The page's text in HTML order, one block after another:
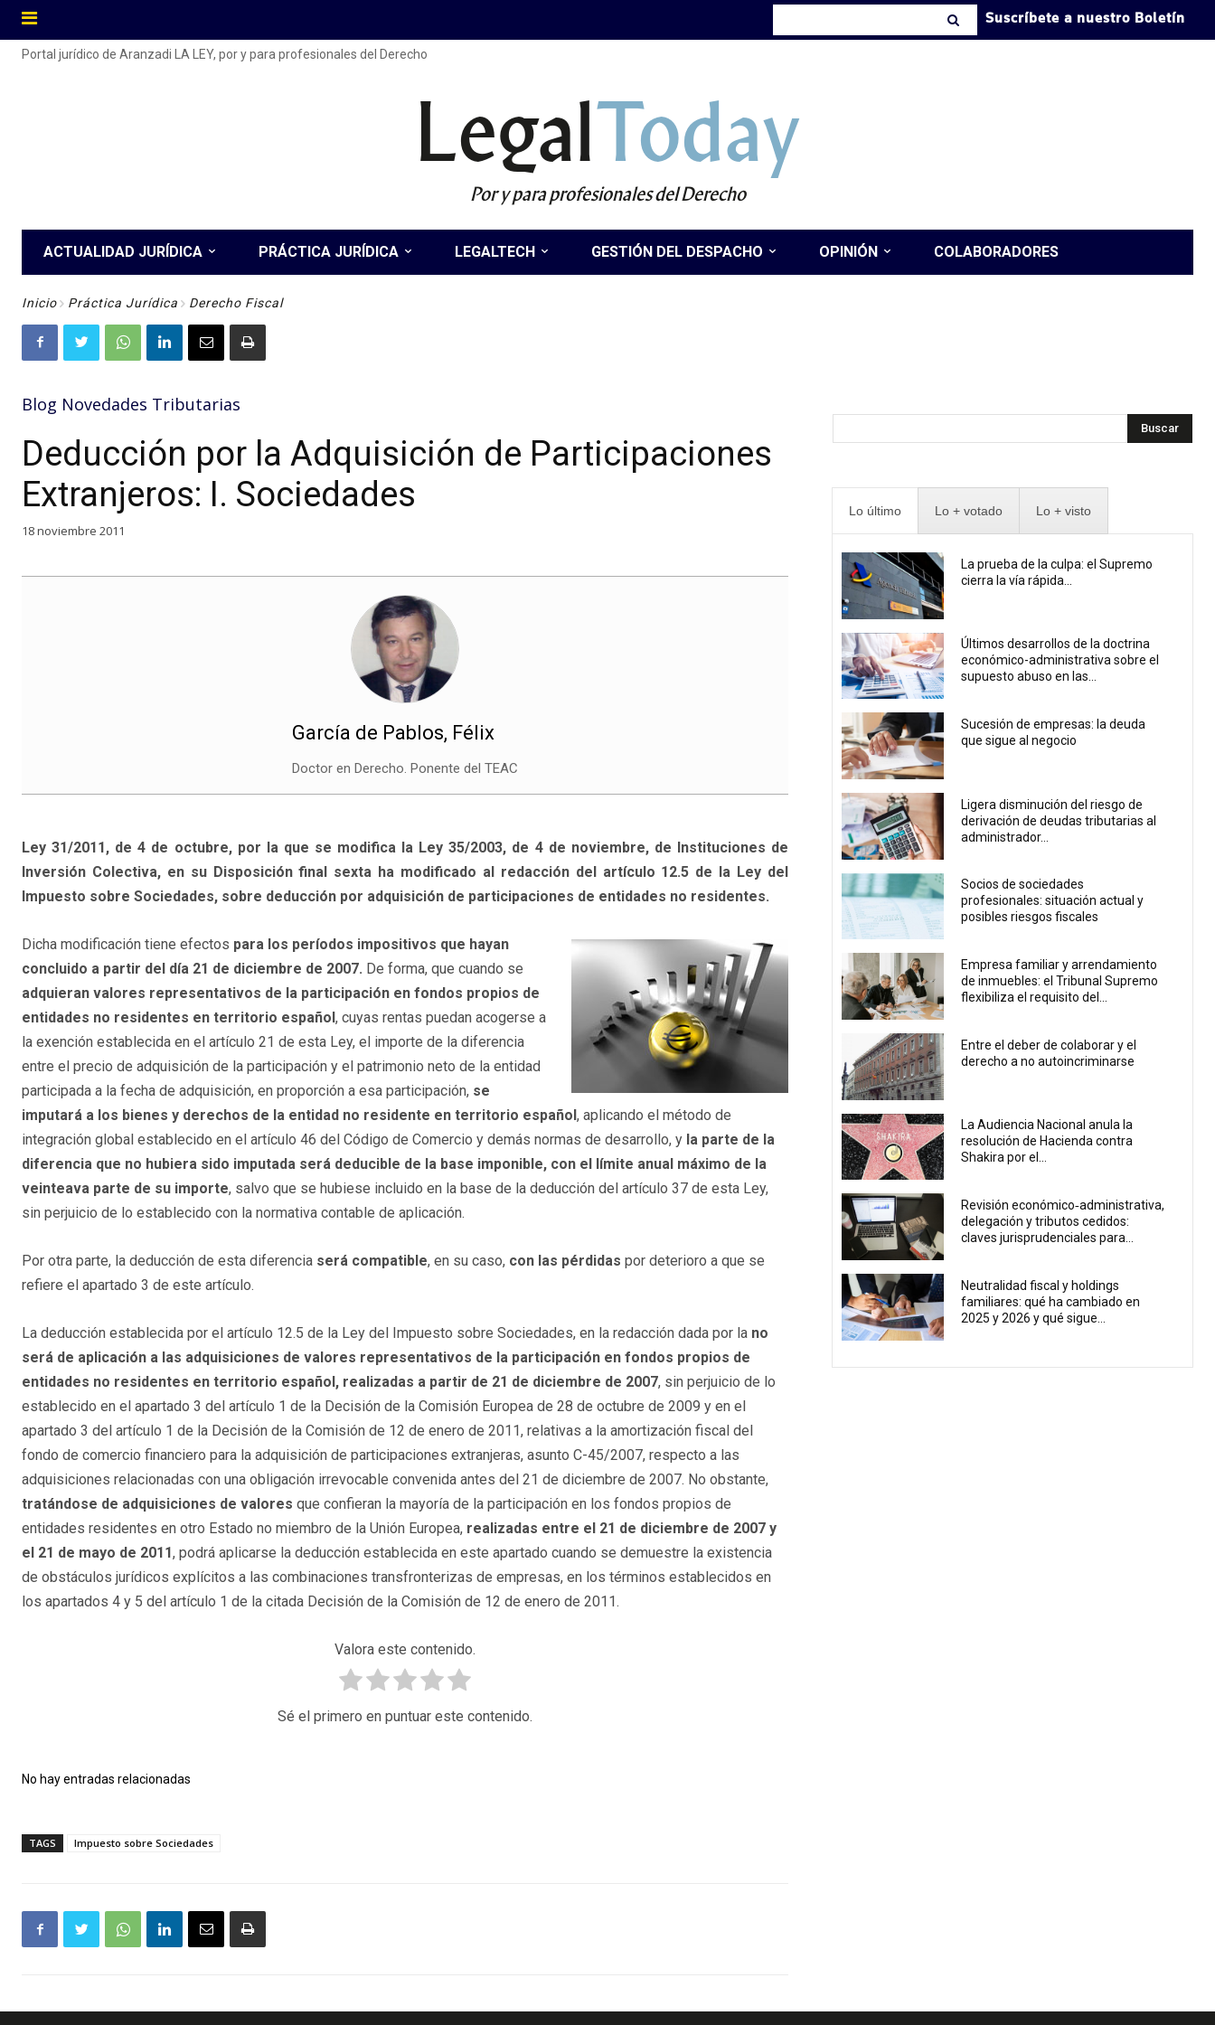
Suscríbete a nuestro Boletín
Portal jurídico de Aranzadi LA LEY, por y para profesionales del Derecho
LegalToday
Por y para profesionales del Derecho
ACTUALIDAD JURÍDICA PRÁCTICA JURÍDICA LEGALTECH GESTIÓN DEL DESPACHO OPINIÓN COLABORADORES
Inicio Práctica Jurídica Derecho Fiscal
Blog Novedades Tributarias
Deducción por la Adquisición de Participaciones
Extranjeros: I. Sociedades
18 noviembre 2011
García de Pablos, Félix
Doctor en Derecho. Ponente del TEAC
Ley 31/2011, de 4 de octubre, por la que se modifica la Ley 35/2003, de 4 de noviembre, de Instituciones de
Inversión Colectiva, en su Disposición final sexta ha modificado al redacción del artículo 12.5 de la Ley del
Impuesto sobre Sociedades, sobre deducción por adquisición de participaciones de entidades no residentes.
Dicha modificación tiene efectos para los períodos impositivos que hayan
concluido a partir del día 21 de diciembre de 2007. De forma, que cuando se
adquieran valores representativos de la participación en fondos propios de
entidades no residentes en territorio español , cuyas rentas puedan acogerse a
la exención establecida en el artículo 21 de esta Ley, el importe de la diferencia
entre el precio de adquisición de la participación y el patrimonio neto de la entidad
participada a la fecha de adquisición, en proporción a esa participación, se
imputará a los bienes y derechos de la entidad no residente en territorio español , aplicando el método de
integración global establecido en el artículo 46 del Código de Comercio y demás normas de desarrollo, y la parte de la
diferencia que no hubiera sido imputada será deducible de la base imponible, con el límite anual máximo de la
veinteava parte de su importe, salvo que se hubiese incluido en la base de la deducción del artículo 37 de esta Ley,
sin perjuicio de lo establecido con la normativa contable de aplicación.
Por otra parte, la deducción de esta diferencia será compatible, en su caso, con las pérdidas por deterioro a que se
refiere el apartado 3 de este artículo.
La deducción establecida por el artículo 12.5 de la Ley del Impuesto sobre Sociedades, en la redacción dada por la no
será de aplicación a las adquisiciones de valores representativos de la participación en fondos propios de
entidades no residentes en territorio español, realizadas a partir de 21 de diciembre de 2007, sin perjuicio de lo
establecido en el apartado 3 del artículo 1 de la Decisión de la Comisión Europea de 28 de octubre de 2009 y en el
apartado 3 del artículo 1 de la Decisión de la Comisión de 12 de enero de 2011, relativas a la amortización fiscal del
fondo de comercio financiero para la adquisición de participaciones extranjeras, asunto C-45/2007, respecto a las
adquisiciones relacionadas con una obligación irrevocable convenida antes del 21 de diciembre de 2007. No obstante,
tratándose de adquisiciones de valores que confieran la mayoría de la participación en los fondos propios de
entidades residentes en otro Estado no miembro de la Unión Europea, realizadas entre el 21 de diciembre de 2007 y
el 21 de mayo de 2011, podrá aplicarse la deducción establecida en este apartado cuando se demuestre la existencia
de obstáculos jurídicos explícitos a las combinaciones transfronterizas de empresas, en los términos establecidos en
los apartados 4 y 5 del artículo 1 de la citada Decisión de la Comisión de 12 de enero de 2011.
Valora este contenido.
Sé el primero en puntuar este contenido.
No hay entradas relacionadas
TAGS Impuesto sobre Sociedades
Buscar
Lo último Lo + votado Lo + visto
La prueba de la culpa: el Supremo
cierra la vía rápida...
Últimos desarrollos de la doctrina
económico-administrativa sobre el
supuesto abuso en las...
Sucesión de empresas: la deuda
que sigue al negocio
Ligera disminución del riesgo de
derivación de deudas tributarias al
administrador...
Socios de sociedades
profesionales: situación actual y
posibles riesgos fiscales
Empresa familiar y arrendamiento
de inmuebles: el Tribunal Supremo
flexibiliza el requisito del...
Entre el deber de colaborar y el
derecho a no autoincriminarse
La Audiencia Nacional anula la
resolución de Hacienda contra
Shakira por el...
Revisión económico‑administrativa,
delegación y tributos cedidos:
claves jurisprudenciales para...
Neutralidad fiscal y holdings
familiares: qué ha cambiado en
2025 y 2026 y qué sigue...